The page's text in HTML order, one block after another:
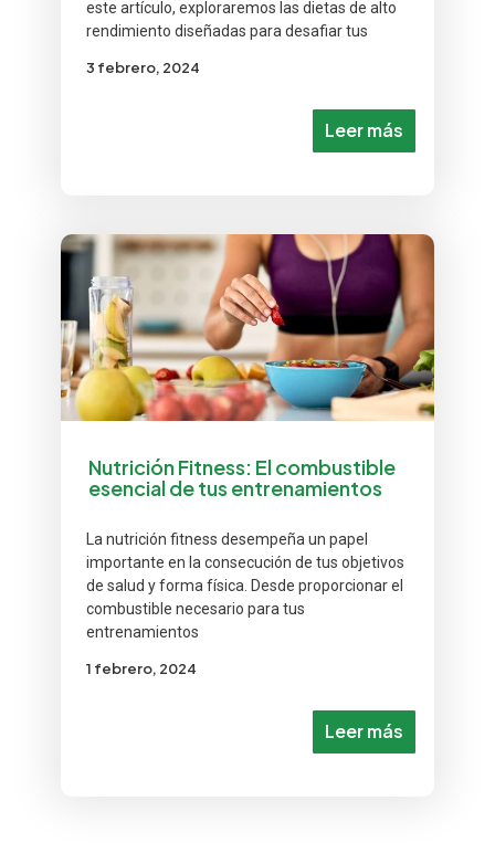
3 febrero, 2024
este artículo, exploraremos las dietas de alto
rendimiento diseñadas para desafiar tus
Leer más
Nutrición Fitness: El combustible
esencial de tus entrenamientos
1 febrero, 2024
La nutrición fitness desempeña un papel
importante en la consecución de tus objetivos
de salud y forma física. Desde proporcionar el
combustible necesario para tus
entrenamientos
Leer más